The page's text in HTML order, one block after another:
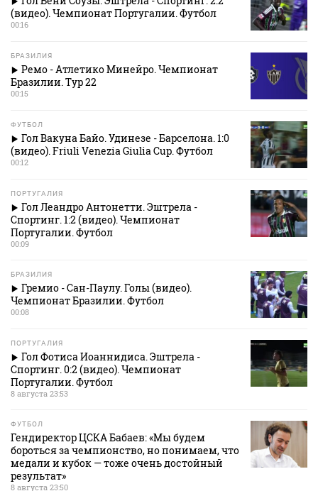
(видео). Чемпионат Португалии. Футбол
00:16
БРАЗИЛИЯ
Ремо - Атлетико Минейро. Чемпионат
Бразилии. Тур 22
00:15
ФУТБОЛ
Гол Вакуна Байо. Удинезе - Барселона. 1:0
(видео). Friuli Venezia Giulia Cup. Футбол
00:12
ПОРТУГАЛИЯ
Гол Леандро Антонетти. Эштрела -
Спортинг. 1:2 (видео). Чемпионат
Португалии. Футбол
00:09
БРАЗИЛИЯ
Гремио - Сан-Паулу. Голы (видео).
Чемпионат Бразилии. Футбол
00:08
ПОРТУГАЛИЯ
Гол Фотиса Иоаннидиса. Эштрела -
Спортинг. 0:2 (видео). Чемпионат
Португалии. Футбол
8 августа 23:53
ФУТБОЛ
Гендиректор ЦСКА Бабаев: «Мы будем
бороться за чемпионство, но понимаем, что
медали и кубок — тоже очень достойный
результат»
8 августа 23:50